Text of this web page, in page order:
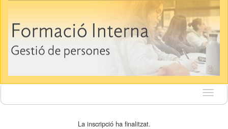
Idioma
La inscripció ha finalitzat.